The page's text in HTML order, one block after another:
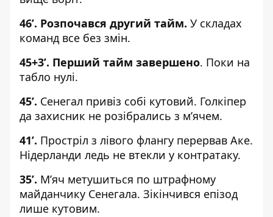
46’. Розпочався другий тайм. У складах
команд все без змін.
45+3’. Перший тайм завершено. Поки на
табло нулі.
45’. Сенегал привіз собі кутовий. Голкіпер
да захисник не розібрались з м’ячем.
41’. Простріл з лівого флангу перервав Аке.
Нідерланди ледь не втекли у контратаку.
35’. М’яч метушиться по штрафному
майданчику Сенегала. Зікінчився епізод
лише кутовим.